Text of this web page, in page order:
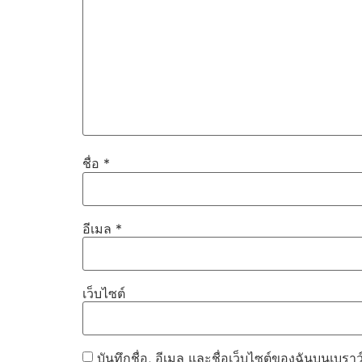
ชื่อ *
อีเมล *
เว็บไซต์
บันทึกชื่อ, อีเมล และชื่อเว็บไซต์ของฉันบนเบร